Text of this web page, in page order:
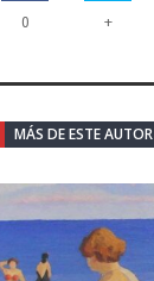
0 +
MÁS DE ESTE AUTOR